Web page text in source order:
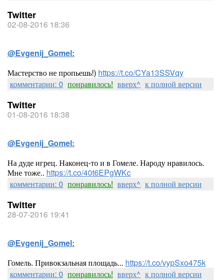
Twitter
02-08-2016 18:36
@Evgenij_Gomel:
Мастерство не пропьешь!) https://t.co/CYa13SSVqy
комментарии: 0 понравилось! вверх^ к полной версии
Twitter
01-08-2016 18:38
@Evgenij_Gomel:
На дуде игрец. Наконец-то и в Гомеле. Народу нравилось.
Мне тоже.. https://t.co/40t6EPgWKc
комментарии: 0 понравилось! вверх^ к полной версии
Twitter
28-07-2016 19:41
@Evgenij_Gomel:
Гомель. Привокзальная площадь... https://t.co/vypSxo475k
комментарии: 0 понравилось! вверх^ к полной версии